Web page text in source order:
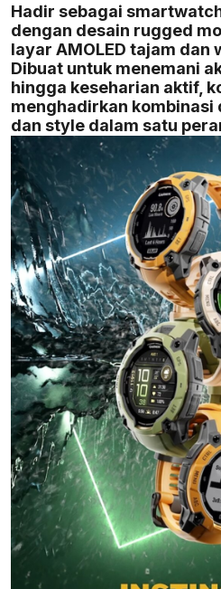
Hadir sebagai
dengan desain rugged
layar AMOLED tajam dan
Dibuat untuk menemani
hingga keseharian aktif,
menghadirkan kombinasi
dan style dalam satu